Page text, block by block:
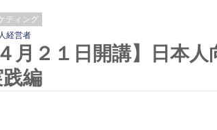
ティング
経営者
月２１日開講】日本
編